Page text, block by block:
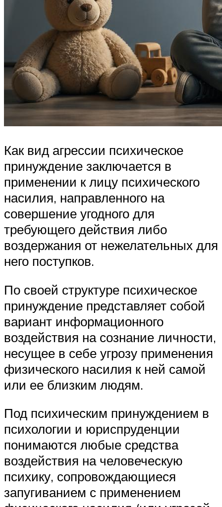
Как вид агрессии психическое
принуждение заключается в
применении к лицу психического
насилия, направленного на
совершение угодного для
требующего действия либо
воздержания от нежелательных для
него поступков.
По своей структуре психическое
принуждение представляет собой
вариант информационного
воздействия на сознание личности,
несущее в себе угрозу применения
физического насилия к ней самой
или ее близким людям.
Под психическим принуждением в
психологии и юриспруденции
понимаются любые средства
воздействия на человеческую
психику, сопровождающиеся
запугиванием с применением